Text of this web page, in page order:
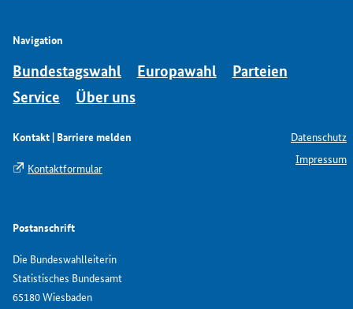
Navigation
Bundestagswahl Europawahl
Parteien
Service
Über uns
Kontakt | Barriere melden
Kontaktformular
Postanschrift
Die Bundeswahlleiterin
Statistisches Bundesamt
65180 Wiesbaden
Datenschutz
Impressum